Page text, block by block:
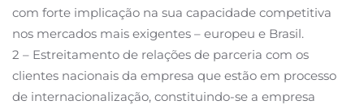
com forte implicação na sua capacidade competitiva
nos mercados mais exigentes – europeu e Brasil.
2 – Estreitamento de relações de parceria com os
clientes nacionais da empresa que estão em processo
de internacionalização, constituindo-se a empresa